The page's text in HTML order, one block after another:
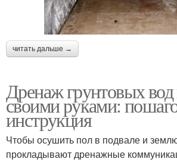
читать дальше →
Дренаж грунтовых вод
своими руками:
инструкция
Чтобы осушить пол в подвале и
прокладывают дренажные